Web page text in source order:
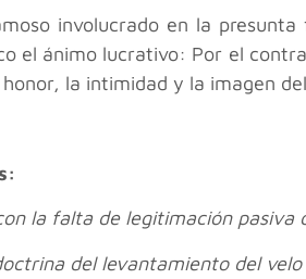
involucrado en la
el ánimo lucrativo: Por el
la intimidad y la imagen
la falta de legitimación
del levantamiento del